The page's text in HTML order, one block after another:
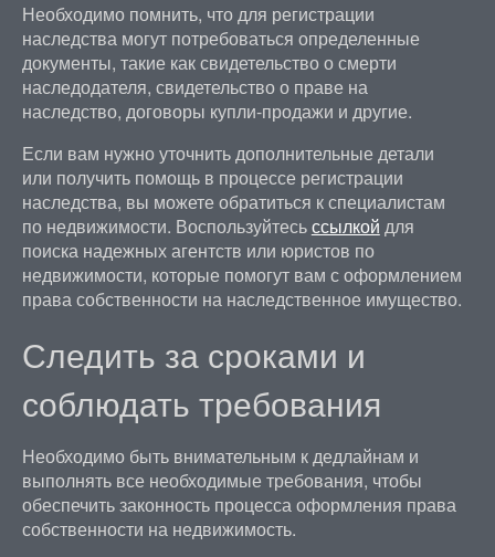
Необходимо помнить, что для регистрации
наследства могут потребоваться определенные
документы, такие как свидетельство о смерти
наследодателя, свидетельство о праве на
наследство, договоры купли-продажи и другие.
Если вам нужно уточнить дополнительные детали
или получить помощь в процессе регистрации
наследства, вы можете обратиться к специалистам
по недвижимости. Воспользуйтесьссылкой для
поиска надежных агентств или юристов по
недвижимости, которые помогут вам с оформлением
права собственности на наследственное имущество.
Следить за сроками и
соблюдать требования
Необходимо быть внимательным к дедлайнам и
выполнять все необходимые требования, чтобы
обеспечить законность процесса оформления права
собственности на недвижимость.